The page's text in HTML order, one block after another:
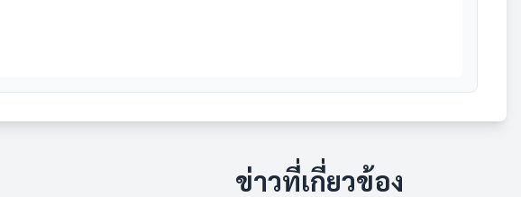
ข่าวที่เกี่ยวข้อง